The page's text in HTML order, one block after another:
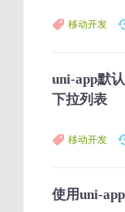
移动开发
uni-app默
下拉列表
移动开发
使用uni-